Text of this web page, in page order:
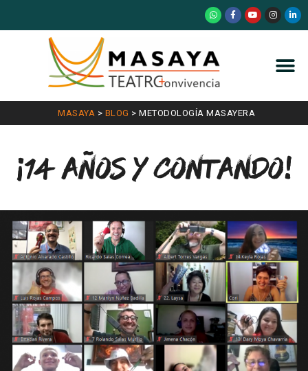
MASAYA > BLOG > METODOLOGÍA MASAYERA
¡14 años y contando!